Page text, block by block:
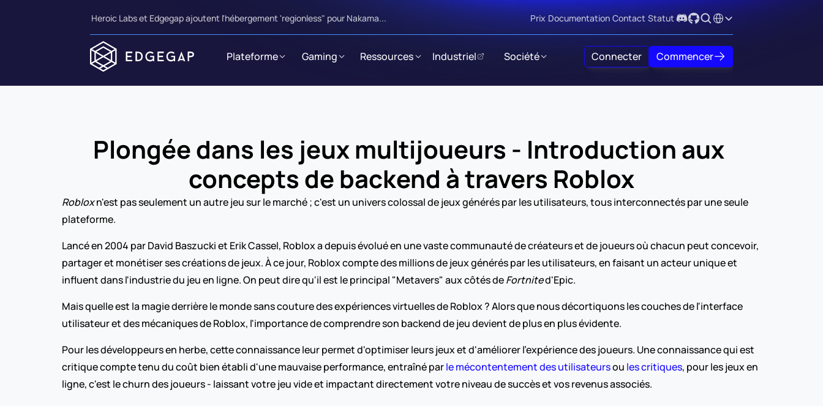
Heroic Labs et Edgegap ajoutent l'hébergement 'regionless" pour Nakama... Prix Documentation Contact Statut Select Language
Plateforme Gaming Ressources Industriel Société Connecter Commencer
Plongée dans les jeux multijoueurs - Introduction aux
concepts de backend à travers Roblox
Roblox n'est pas seulement un autre jeu sur le marché ; c'est un univers colossal de jeux générés par les utilisateurs, tous interconnectés par une seule
plateforme.
Lancé en 2004 par David Baszucki et Erik Cassel, Roblox a depuis évolué en une vaste communauté de créateurs et de joueurs où chacun peut concevoir,
partager et monétiser ses créations de jeux. À ce jour, Roblox compte des millions de jeux générés par les utilisateurs, en faisant un acteur unique et
influent dans l'industrie du jeu en ligne. On peut dire qu'il est le principal "Metavers" aux côtés de Fortnite d'Epic.
Mais quelle est la magie derrière le monde sans couture des expériences virtuelles de Roblox ? Alors que nous décortiquons les couches de l'interface
utilisateur et des mécaniques de Roblox, l'importance de comprendre son backend de jeu devient de plus en plus évidente.
Pour les développeurs en herbe, cette connaissance leur permet d'optimiser leurs jeux et d'améliorer l'expérience des joueurs. Une connaissance qui est
critique compte tenu du coût bien établi d'une mauvaise performance, entraîné par le mécontentement des utilisateurs ou les critiques, pour les jeux en
ligne, c'est le churn des joueurs - laissant votre jeu vide et impactant directement votre niveau de succès et vos revenus associés.